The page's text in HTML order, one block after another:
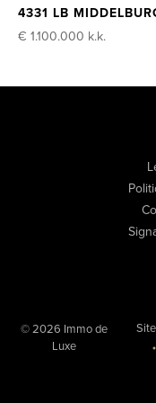
4331 LB
€ 1.100.000 k.k.
© 2026 Immo de
Luxe